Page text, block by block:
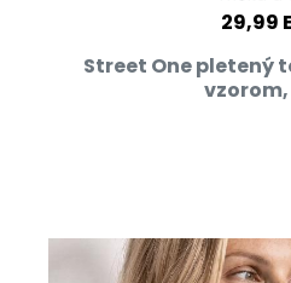
29,99
Street One pletený